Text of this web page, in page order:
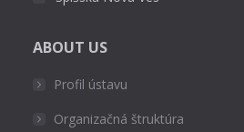
ABOUT US
Profil ústavu
Organizačná štruktúra